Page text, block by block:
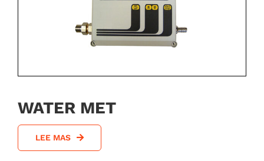
WATER MET
LEE MAS